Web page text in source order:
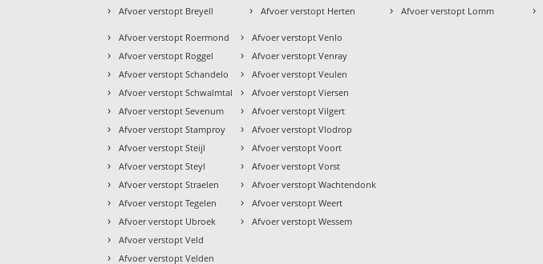
› Afvoer verstopt Breyell › Afvoer verstopt Herten › Afvoer verstopt Lomm ›
› Afvoer verstopt Roermond
› Afvoer verstopt Roggel
› Afvoer verstopt Schandelo
› Afvoer verstopt Schwalmtal
› Afvoer verstopt Sevenum
› Afvoer verstopt Stamproy
› Afvoer verstopt Steijl
› Afvoer verstopt Steyl
› Afvoer verstopt Straelen
› Afvoer verstopt Tegelen
› Afvoer verstopt Ubroek
› Afvoer verstopt Veld
› Afvoer verstopt Velden
› Afvoer verstopt Venlo
› Afvoer verstopt Venray
› Afvoer verstopt Veulen
› Afvoer verstopt Viersen
› Afvoer verstopt Vilgert
› Afvoer verstopt Vlodrop
› Afvoer verstopt Voort
› Afvoer verstopt Vorst
› Afvoer verstopt Wachtendonk
› Afvoer verstopt Weert
› Afvoer verstopt Wessem